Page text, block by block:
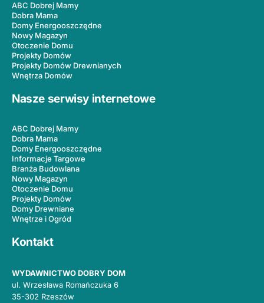
ABC Dobrej Mamy
Dobra Mama
Domy Energooszczędne
Nowy Magazyn
Otoczenie Domu
Projekty Domów
Projekty Domów Drewnianych
Wnętrza Domów
Nasze serwisy internetowe
ABC Dobrej Mamy
Dobra Mama
Domy Energooszczędne
Informacje Targowe
Branża Budowlana
Nowy Magazyn
Otoczenie Domu
Projekty Domów
Domy Drewniane
Wnętrze i Ogród
Kontakt
WYDAWNICTWO DOBRY DOM
ul. Wrzesława Romańczuka 6
35-302 Rzeszów